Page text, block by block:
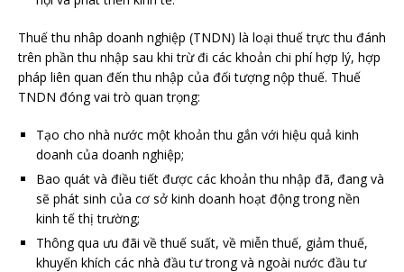
Thuế thu nhâp doanh nghiệp (TNDN) là loại thuế trực thu đánh
trên phần thu nhập sau khi trừ đi các khoản chi phí hợp lý, hợp
pháp liên quan đến thu nhập của đối tượng nộp thuế. Thuế
TNDN đóng vai trò quan trọng:
Tạo cho nhà nước một khoản thu gắn với hiệu quả kinh
doanh của doanh nghiệp;
Bao quát và điều tiết được các khoản thu nhập đã, đang và
sẽ phát sinh của cơ sở kinh doanh hoạt động trong nền
kinh tế thị trường;
Thông qua ưu đãi về thuế suất, về miễn thuế, giảm thuế,
khuyến khích các nhà đầu tư trong và ngoài nước đầu tư